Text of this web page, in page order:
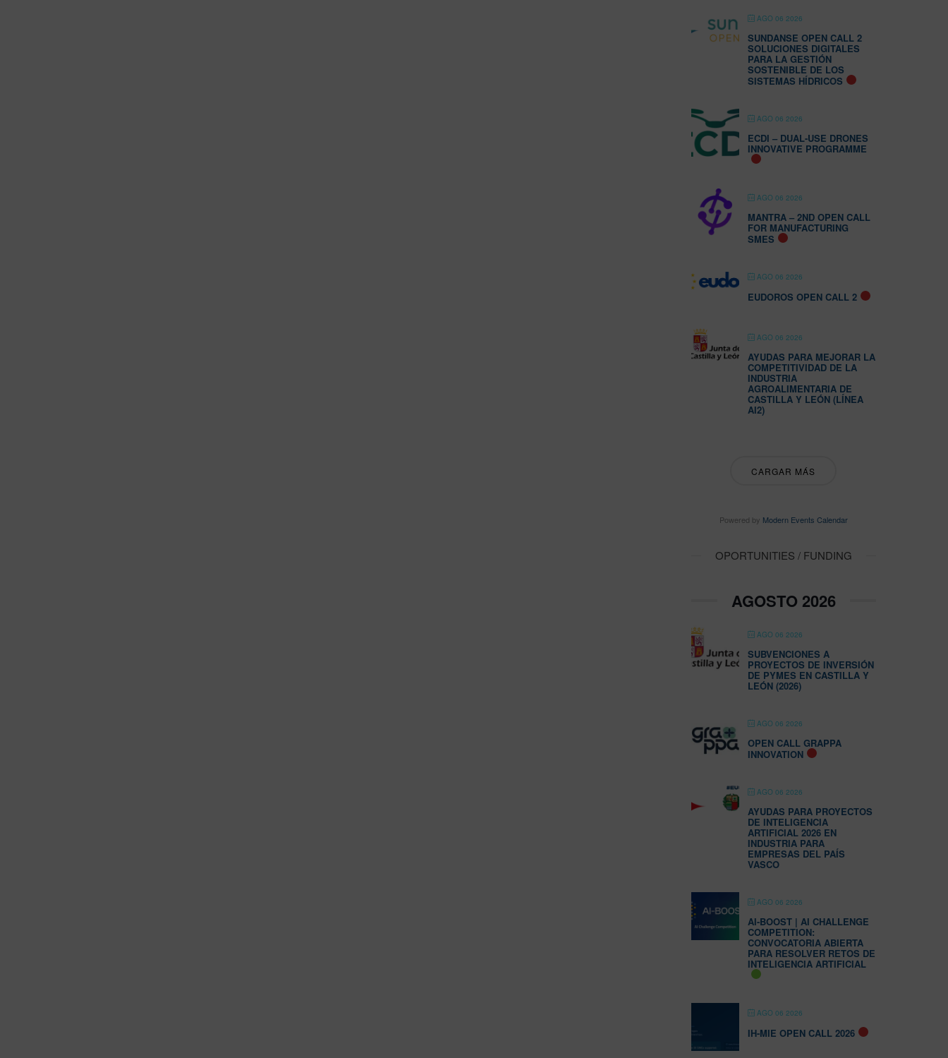
AGO 06 2026
SUNDANSE OPEN CALL 2
SOLUCIONES DIGITALES
PARA LA GESTIÓN
SOSTENIBLE DE LOS
SISTEMAS HÍDRICOS
AGO 06 2026
ECDI – DUAL-USE DRONES
INNOVATIVE PROGRAMME
AGO 06 2026
MANTRA – 2ND OPEN CALL
FOR MANUFACTURING
SMES
AGO 06 2026
EUDOROS OPEN CALL 2
AGO 06 2026
AYUDAS PARA MEJORAR LA
COMPETITIVIDAD DE LA
INDUSTRIA
AGROALIMENTARIA DE
CASTILLA Y LEÓN (LÍNEA
AI2)
CARGAR MÁS
Powered by Modern Events Calendar
OPORTUNITIES / FUNDING
AGOSTO 2026
AGO 06 2026
SUBVENCIONES A
PROYECTOS DE INVERSIÓN
DE PYMES EN CASTILLA Y
LEÓN (2026)
AGO 06 2026
OPEN CALL GRAPPA
INNOVATION
AGO 06 2026
AYUDAS PARA PROYECTOS
DE INTELIGENCIA
ARTIFICIAL 2026 EN
INDUSTRIA PARA
EMPRESAS DEL PAÍS
VASCO
AGO 06 2026
AI-BOOST | AI CHALLENGE
COMPETITION:
CONVOCATORIA ABIERTA
PARA RESOLVER RETOS DE
INTELIGENCIA ARTIFICIAL
AGO 06 2026
IH-MIE OPEN CALL 2026